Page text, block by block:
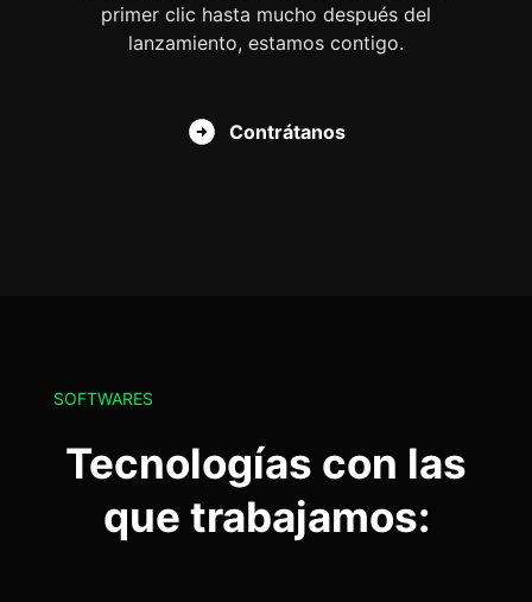
primer clic hasta mucho después del
lanzamiento, estamos contigo.
Contrátanos
SOFTWARES
Tecnologías con las
que trabajamos: